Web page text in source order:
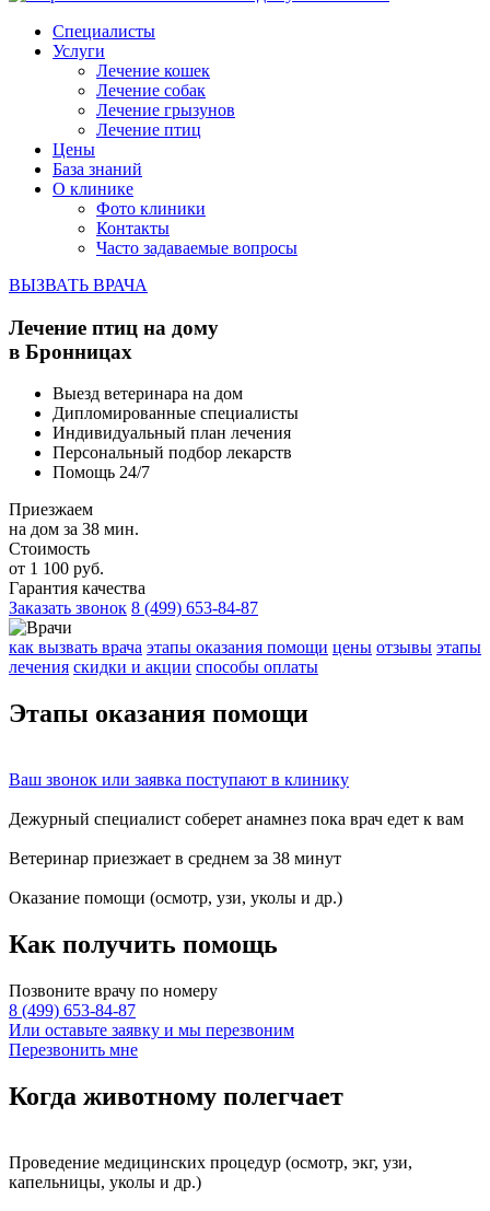
Специалисты
Услуги
Лечение кошек
Лечение собак
Лечение грызунов
Лечение птиц
Цены
База знаний
О клинике
Фото клиники
Контакты
Часто задаваемые вопросы
ВЫЗВАТЬ ВРАЧА
Лечение птиц на дому
в Бронницах
Выезд ветеринара на дом
Дипломированные специалисты
Индивидуальный план лечения
Персональный подбор лекарств
Помощь 24/7
Приезжаем
на дом за 38 мин.
Стоимость
от 1 100 руб.
Гарантия качества
Заказать звонок 8 (499) 653-84-87
как вызвать врача этапы оказания помощи цены отзывы этапы
лечения скидки и акции способы оплаты
Этапы оказания помощи
Ваш звонок или заявка поступают в клинику
Дежурный специалист соберет анамнез пока врач едет к вам
Ветеринар приезжает в среднем за 38 минут
Оказание помощи (осмотр, узи, уколы и др.)
Как получить помощь
Позвоните врачу по номеру
8 (499) 653-84-87
Или оставьте заявку и мы перезвоним
Перезвонить мне
Когда животному полегчает
Проведение медицинских процедур (осмотр, экг, узи,
капельницы, уколы и др.)